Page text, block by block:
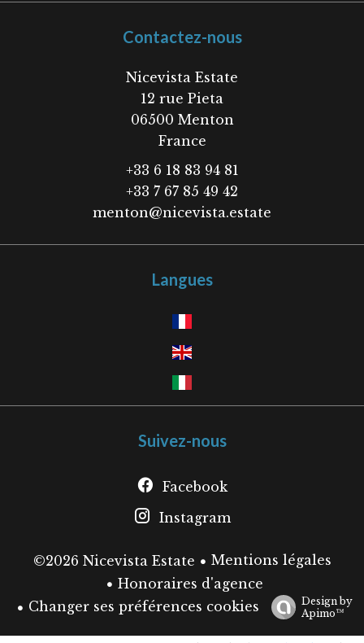
Contactez-nous
Nicevista Estate
12 rue Pieta
06500 Menton
France
+33 6 18 83 94 81
+33 7 67 85 49 42
menton@nicevista.estate
Langues
Suivez-nous
Facebook
Instagram
©2026 Nicevista Estate
Mentions légales
Honoraires d'agence
Changer ses préférences cookies
Design by
Apimo™